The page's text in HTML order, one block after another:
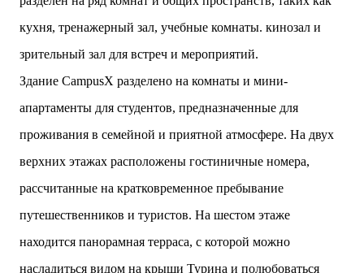
кухня, тренажерный зал, учебные комнаты. кинозал и
зрительный зал для встреч и мероприятий.
Здание CampusX разделено на комнаты и мини-
апартаменты для студентов, предназначенные для
проживания в семейной и приятной атмосфере. На двух
верхних этажах расположены гостиничные номера,
рассчитанные на кратковременное пребывание
путешественников и туристов. На шестом этаже
находится панорамная терраса, с которой можно
насладиться видом на крыши Турина и полюбоваться